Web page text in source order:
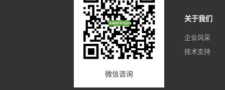
微信咨询
关于我们
企业风采
技术支持